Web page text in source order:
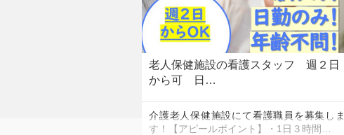
老人保健施設の看護スタッフ 週２日
から可 日…
介護老人保健施設にて看護職員を募集しま
す！【アピールポイント】・1日３時間…